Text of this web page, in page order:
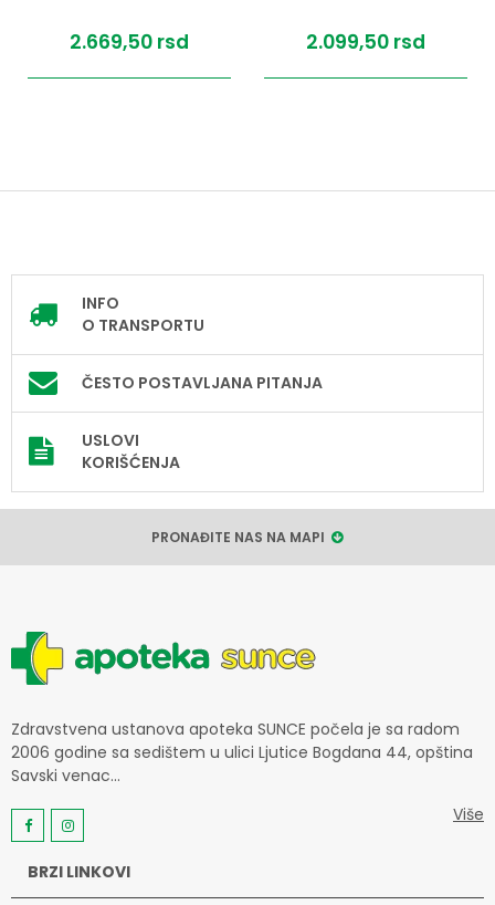
2.669,50 rsd 2.099,50 rsd
INFO
O TRANSPORTU
ČESTO POSTAVLJANA PITANJA
USLOVI
KORIŠĆENJA
PRONAĐITE NAS NA MAPI
Zdravstvena ustanova apoteka SUNCE počela je sa radom
2006 godine sa sedištem u ulici Ljutice Bogdana 44, opština
Savski venac...
Više
BRZI LINKOVI